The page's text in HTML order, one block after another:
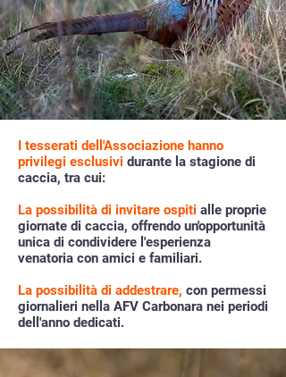
I tesserati dell'Associazione hanno
privilegi esclusivi durante la stagione di
caccia, tra cui:
La possibilità di invitare ospiti alle proprie
giornate di caccia, offrendo un'opportunità
unica di condividere l'esperienza
venatoria con amici e familiari.
La possibilità di addestrare, con permessi
giornalieri nella AFV Carbonara nei periodi
dell'anno dedicati.